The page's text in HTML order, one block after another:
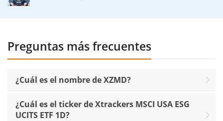
Preguntas más frecuentes
¿Cuál es el nombre de XZMD?
¿Cuál es el ticker de Xtrackers MSCI USA ESG
UCITS ETF 1D?